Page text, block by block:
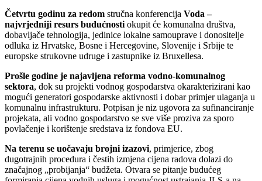
Četvrtu godinu za redom stručna konferencija Voda –
najvrjedniji resurs budućnosti okupit će komunalna društva,
dobavljače tehnologija, jedinice lokalne samouprave i donositelje
odluka iz Hrvatske, Bosne i Hercegovine, Slovenije i Srbije te
europske strukovne udruge i zastupnike iz Bruxellesa.
Prošle godine je najavljena reforma vodno-komunalnog
sektora, dok su projekti vodnog gospodarstva okarakterizirani kao
mogući generatori gospodarske aktivnosti i dobar primjer ulaganja u
komunalnu infrastrukturu. Potpisan je niz ugovora za sufinanciranje
projekata, ali vodno gospodarstvo se sve više proziva za sporo
povlačenje i korištenje sredstava iz fondova EU.
Na terenu se uočavaju brojni izazovi, primjerice, zbog
dugotrajnih procedura i čestih izmjena cijena radova dolazi do
značajnog „probijanja“ budžeta. Otvara se pitanje budućeg